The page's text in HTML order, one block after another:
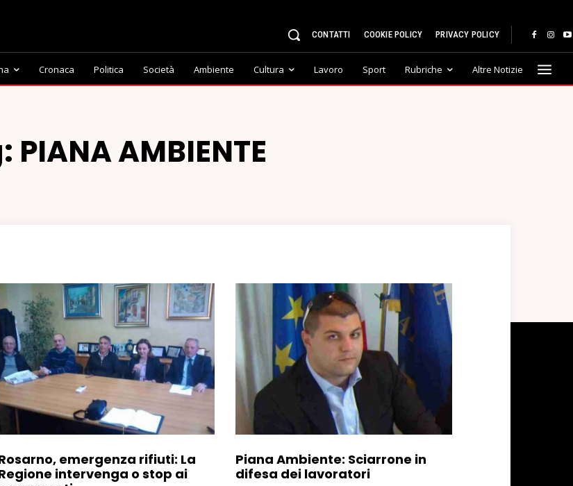
CONTATTI COOKIE POLICY PRIVACY POLICY
Cronaca Politica Società Ambiente Cultura Lavoro Sport Rubriche Altre Notizie
PIANA AMBIENTE
emergenza rifiuti: La
intervenga o stop ai
Piana Ambiente: Sciarrone in
difesa dei lavoratori